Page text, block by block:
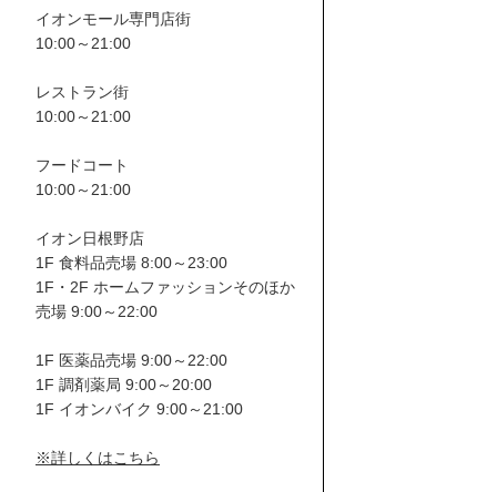
イオンモール専門店街
10:00～21:00
レストラン街
10:00～21:00
フードコート
10:00～21:00
イオン日根野店
1F 食料品売場 8:00～23:00
1F・2F ホームファッションそのほか
売場 9:00～22:00
1F 医薬品売場 9:00～22:00
1F 調剤薬局 9:00～20:00
1F イオンバイク 9:00～21:00
※詳しくはこちら